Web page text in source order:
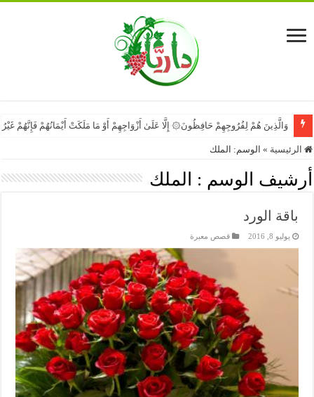
وَالَّذِينَ هُمْ لِفُرُوجِهِمْ حَافِظُونَ۞ إِلَّا عَلَىٰ أَزْوَاجِهِمْ أَوْ مَا مَلَكَتْ أَيْمَانُهُمْ فَإِنَّهُمْ
الرئيسية » الوسم: الملك
أرشيف الوسم : الملك
باقة الورد
يوليو 8, 2016 قصص معبرة